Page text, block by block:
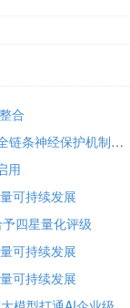
合
麦科医药MT200605 II期临床达主要终点 独创全链条神经保护机制将亮相国际卒中大会
用
可持续发展
四星量化评级
可持续发展
可持续发展